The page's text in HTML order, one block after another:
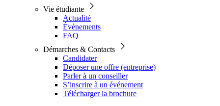
Vie étudiante
Actualité
Évènements
FAQ
Démarches & Contacts
Candidater
Déposer une offre (entreprise)
Parler à un conseiller
S’inscrire à un événement
Télécharger la brochure